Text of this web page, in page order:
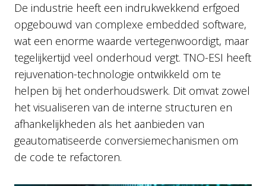
De industrie heeft een indrukwekkend erfgoed
opgebouwd van complexe embedded software,
wat een enorme waarde vertegenwoordigt, maar
tegelijkertijd veel onderhoud vergt. TNO-ESI heeft
rejuvenation-technologie ontwikkeld om te
helpen bij het onderhoudswerk. Dit omvat zowel
het visualiseren van de interne structuren en
afhankelijkheden als het aanbieden van
geautomatiseerde conversiemechanismen om
de code te refactoren.